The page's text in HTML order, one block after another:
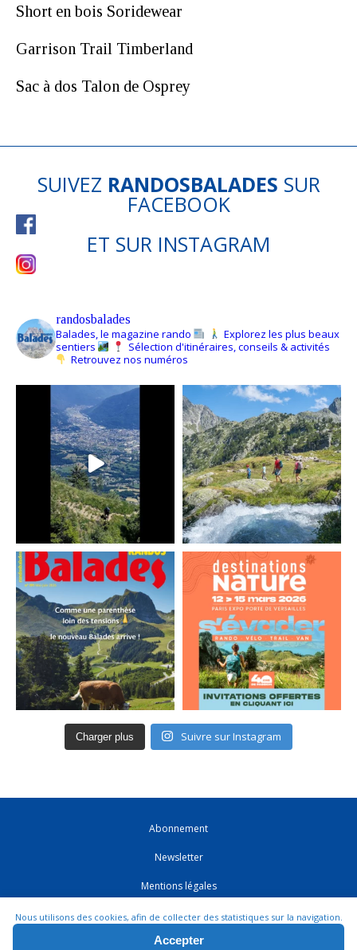
Short en bois Soridewear
Garrison Trail Timberland
Sac à dos Talon de Osprey
SUIVEZ RANDOSBALADES SUR
FACEBOOK
ET SUR INSTAGRAM
randosbalades
Balades, le magazine rando
Explorez les plus beaux
sentiers
Sélection d'itinéraires, conseils & activités
Retrouvez nos numéros
Charger plus Suivre sur Instagram
Abonnement
Newsletter
Mentions légales
CGV
Contact
Nous utilisons des cookies, afin de collecter des statistiques sur la navigation.
Accepter